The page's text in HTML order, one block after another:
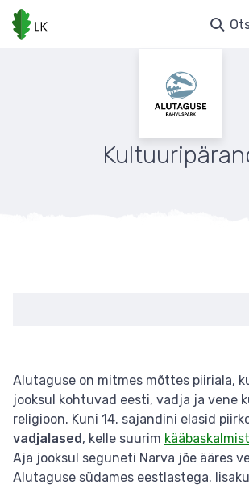
Liigu
edasi
põhisisu
Alutaguse on mitmes mõttes piiriala,
jooksul kohtuvad eesti, vadja ja vene
religioon. Kuni 14. sajandini elasid
vadjalased, kelle suurim
Aja jooksul seguneti Narva jõe ääres
Alutaguse südames eestlastega.